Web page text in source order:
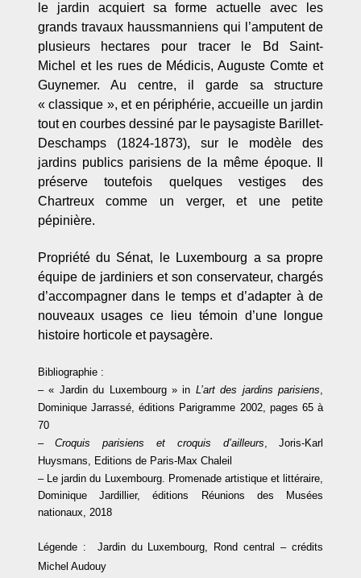
le jardin acquiert sa forme actuelle avec les
grands travaux haussmanniens qui l’amputent de
plusieurs hectares pour tracer le Bd Saint-
Michel et les rues de Médicis, Auguste Comte et
Guynemer. Au centre, il garde sa structure
« classique », et en périphérie, accueille un jardin
tout en courbes dessiné par le paysagiste Barillet-
Deschamps (1824-1873), sur le modèle des
jardins publics parisiens de la même époque. Il
préserve toutefois quelques vestiges des
Chartreux comme un verger, et une petite
pépinière.
Propriété du Sénat, le Luxembourg a sa propre
équipe de jardiniers et son conservateur, chargés
d’accompagner dans le temps et d’adapter à de
nouveaux usages ce lieu témoin d’une longue
histoire horticole et paysagère.
Bibliographie :
– « Jardin du Luxembourg » in L’art des jardins parisiens
Dominique Jarrassé, éditions Parigramme 2002, pages 65 à
70
– Croquis parisiens et croquis d’ailleurs , Joris-Karl
Huysmans, Editions de Paris-Max Chaleil
– Le jardin du Luxembourg. Promenade artistique et littéraire
Dominique Jardillier, éditions Réunions des Musées
nationaux, 2018
Légende : Jardin du Luxembourg, Rond central – crédits
Michel Audouy